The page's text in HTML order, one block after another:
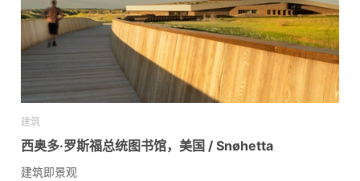
建筑
西奥多·罗斯福总统图书馆，美国 / Snøhetta
建筑即景观